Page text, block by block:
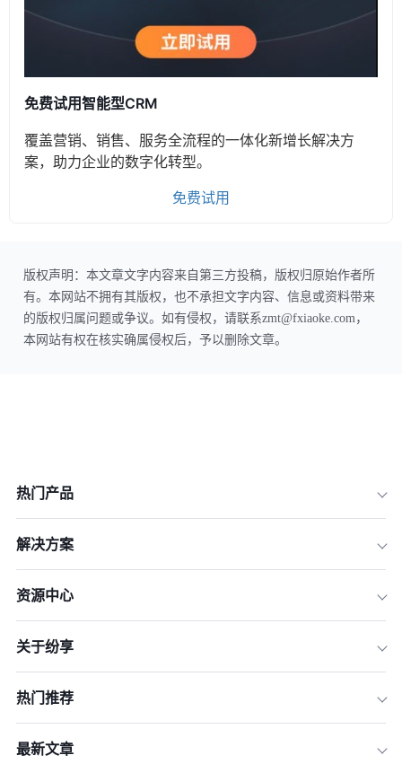
免费试用智能型CRM
覆盖营销、销售、服务全流程的一体化新增长解决方
案，助力企业的数字化转型。
免费试用
版权声明：本文章文字内容来自第三方投稿，版权归原始作者所
有。本网站不拥有其版权，也不承担文字内容、信息或资料带来
的版权归属问题或争议。如有侵权，请联系zmt@fxiaoke.com，
本网站有权在核实确属侵权后，予以删除文章。
热门产品
解决方案
资源中心
关于纷享
热门推荐
最新文章